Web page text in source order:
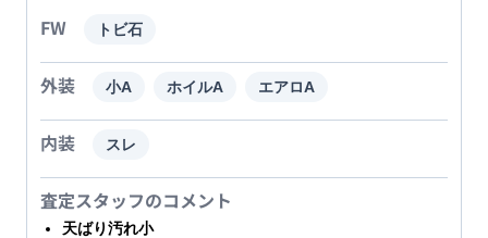
FW トビ石
外装 小A ホイルA エアロA
内装 スレ
査定スタッフのコメント
天ばり汚れ小